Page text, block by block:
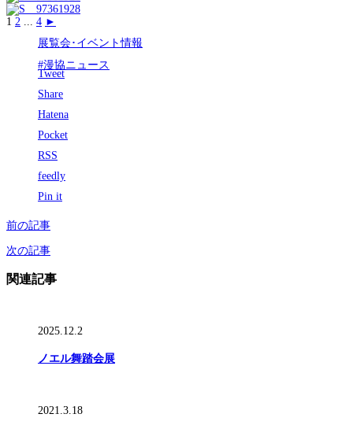
1 2 ... 4 ►
展覧会･イベント情報
#漫協ニュース
Tweet
Share
Hatena
Pocket
RSS
feedly
Pin it
前の記事
次の記事
関連記事
2025.12.2
ノエル舞踏会展
2021.3.18